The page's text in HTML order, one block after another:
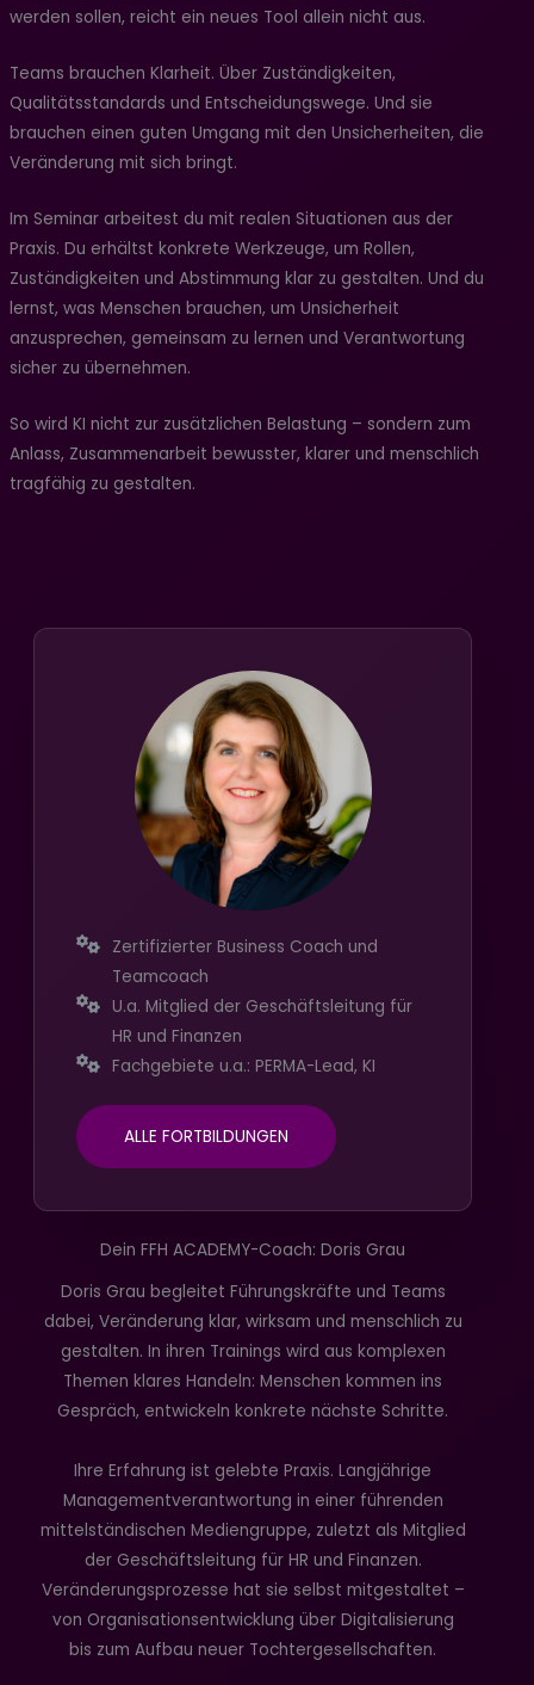
werden sollen, reicht ein neues Tool allein nicht aus.
Teams brauchen Klarheit. Über Zuständigkeiten,
Qualitätsstandards und Entscheidungswege. Und sie
brauchen einen guten Umgang mit den Unsicherheiten, die
Veränderung mit sich bringt.
Im Seminar arbeitest du mit realen Situationen aus der
Praxis. Du erhältst konkrete Werkzeuge, um Rollen,
Zuständigkeiten und Abstimmung klar zu gestalten. Und du
lernst, was Menschen brauchen, um Unsicherheit
anzusprechen, gemeinsam zu lernen und Verantwortung
sicher zu übernehmen.
So wird KI nicht zur zusätzlichen Belastung – sondern zum
Anlass, Zusammenarbeit bewusster, klarer und menschlich
tragfähig zu gestalten.
Zertifizierter Business Coach und
Teamcoach
U.a. Mitglied der Geschäftsleitung für
HR und Finanzen
Fachgebiete u.a.: PERMA-Lead, KI
ALLE FORTBILDUNGEN
Dein FFH ACADEMY-Coach: Doris Grau
Doris Grau begleitet Führungskräfte und Teams
dabei, Veränderung klar, wirksam und menschlich zu
gestalten. In ihren Trainings wird aus komplexen
Themen klares Handeln: Menschen kommen ins
Gespräch, entwickeln konkrete nächste Schritte.
Ihre Erfahrung ist gelebte Praxis. Langjährige
Managementverantwortung in einer führenden
mittelständischen Mediengruppe, zuletzt als Mitglied
der Geschäftsleitung für HR und Finanzen.
Veränderungsprozesse hat sie selbst mitgestaltet –
von Organisationsentwicklung über Digitalisierung
bis zum Aufbau neuer Tochtergesellschaften.